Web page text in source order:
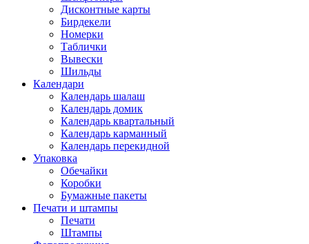
Дисконтные карты
Бирдекели
Номерки
Таблички
Вывески
Шильды
Календари
Календарь шалаш
Календарь домик
Календарь квартальный
Календарь карманный
Календарь перекидной
Упаковка
Обечайки
Коробки
Бумажные пакеты
Печати и штампы
Печати
Штампы